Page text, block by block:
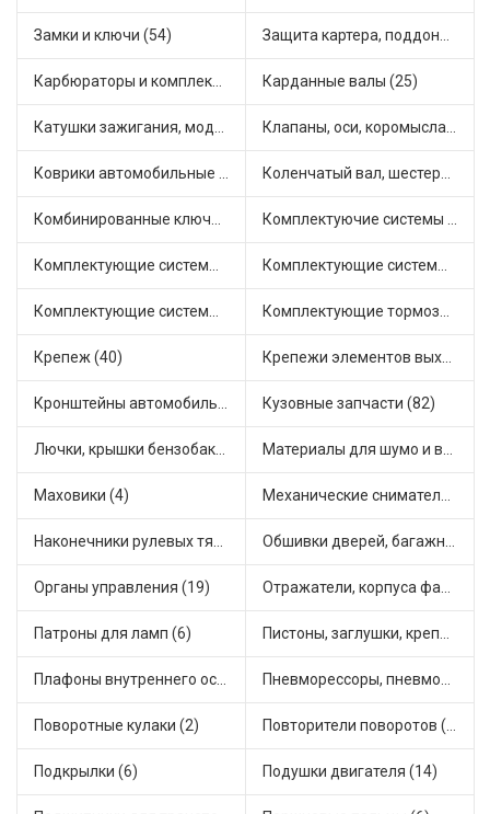
Замки и ключи (54) Защита картера, поддона, КПП (3)
Карбюраторы и комплектующие (32) Карданные валы (25)
Катушки зажигания, модули зажигания (3) Клапаны, оси, коромысла (14)
Коврики автомобильные (7) Коленчатый вал, шестерни коленчатого вала (9)
Комбинированные ключи (3) Комплектуючие системы стеклоочистителя (9)
Комплектующие системы выпуска отработавших газов (10) Комплектующие системы отопления (25)
Комплектующие системы питания (12) Комплектующие тормозной системы (22)
Крепеж (40) Крепежи элементов выхлопной системы (5)
Кронштейны автомобильные (4) Кузовные запчасти (82)
Лючки, крышки бензобака (6) Материалы для шумо и виброизоляции (1)
Маховики (4) Механические сниматели (1)
Наконечники рулевых тяг (30) Обшивки дверей, багажника, потолков, накладки салона (36)
Органы управления (19) Отражатели, корпуса фар и фонарей (1)
Патроны для ламп (6) Пистоны, заглушки, крепежные элементы (12)
Плафоны внутреннего освещения (1) Пневморессоры, пневмоподушки (1)
Поворотные кулаки (2) Повторители поворотов (10)
Подкрылки (6) Подушки двигателя (14)